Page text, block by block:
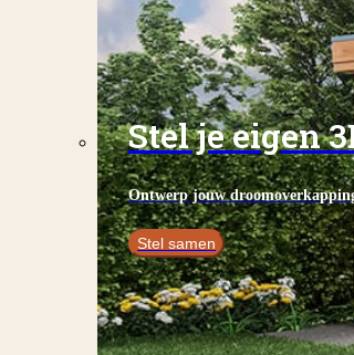
Stel je eigen
Ontwerp jouw
Stel samen